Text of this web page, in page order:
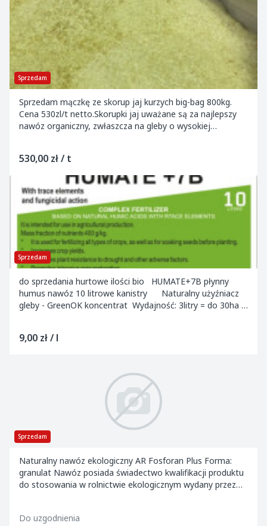
Sprzedam
Sprzedam mączkę ze skorup jaj kurzych big-bag 800kg.
Cena 530zl/t netto.Skorupki jaj uważane są za najlepszy
nawóz organiczny, zwłaszcza na gleby o wysokiej
530,00 zł / t
Sprzedam
do sprzedania hurtowe ilości bio HUMATE+7B płynny
humus nawóz 10 litrowe kanistry Naturalny użyźniacz
gleby - GreenOK koncentrat Wydajność: 3litry = do 30ha
9,00 zł / l
Sprzedam
Naturalny nawóz ekologiczny AR Fosforan Plus Forma:
granulat Nawóz posiada świadectwo kwalifikacji produktu
do stosowania w rolnictwie ekologicznym wydany przez
Do uzgodnienia